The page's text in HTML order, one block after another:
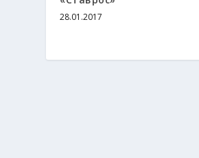
28.01.2017